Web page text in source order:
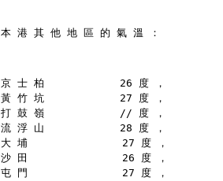
本 港 其 他 地 區 的 氣 溫 ：
京 士 柏            26 度 ，
黃 竹 坑            27 度 ，
打 鼓 嶺            // 度 ，
流 浮 山            28 度 ，
大 埔               27 度 ，
沙 田               26 度 ，
屯 門               27 度 ，